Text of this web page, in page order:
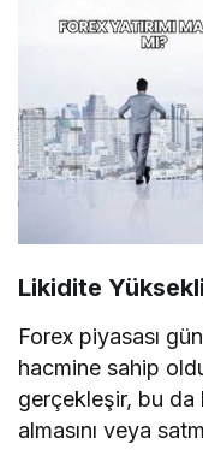
Likidite
Forex piyasası
hacmine sahip
gerçekleşir, bu da
almasını veya